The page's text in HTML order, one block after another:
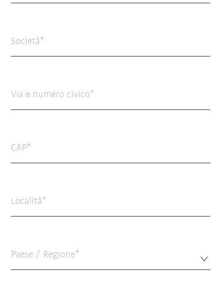
Società
Via e numero civico
CAP
Località
Paese / Regione*